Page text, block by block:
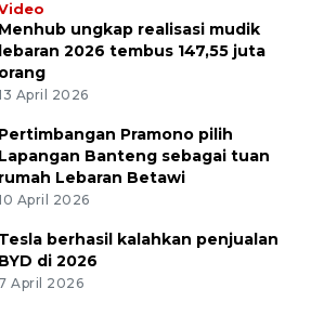
Menhub ungkap realisasi mudik
lebaran 2026 tembus 147,55 juta
orang
April 2026
Pertimbangan Pramono pilih
Lapangan Banteng sebagai tuan
rumah Lebaran Betawi
April 2026
Tesla berhasil kalahkan penjualan
BYD di 2026
April 2026